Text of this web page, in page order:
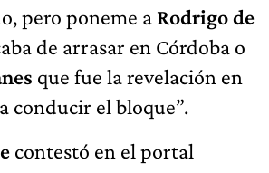
pero poneme a Rodrigo de
de arrasar en Córdoba o
que fue la revelación en
conducir el bloque”.
contestó en el portal